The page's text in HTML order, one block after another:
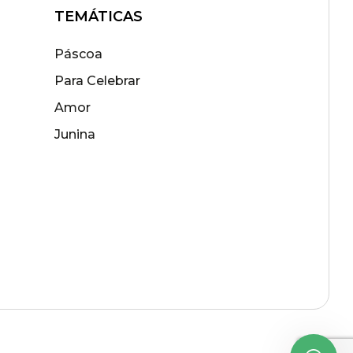
TEMÁTICAS
Páscoa
Para Celebrar
Amor
Junina